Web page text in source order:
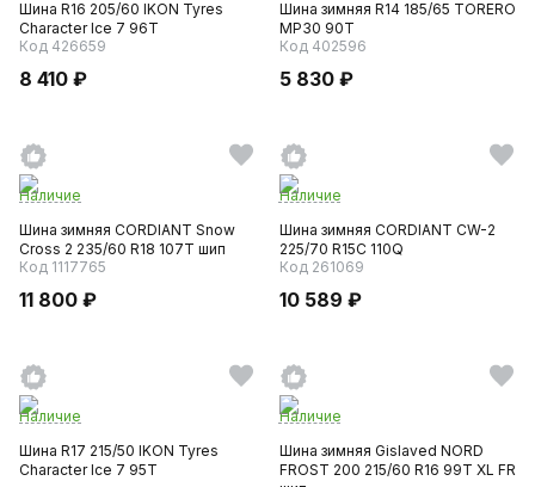
Шина R16 205/60 IKON Tyres
Character Ice 7 96T
Код 426659
8 410 ₽
Шина зимняя R14 185/65 TORERO
MP30 90T
Код 402596
5 830 ₽
Наличие
Шина зимняя CORDIANT Snow
Cross 2 235/60 R18 107T шип
Код 1117765
11 800 ₽
Наличие
Шина зимняя CORDIANT CW-2
225/70 R15C 110Q
Код 261069
10 589 ₽
Наличие
Шина R17 215/50 IKON Tyres
Character Ice 7 95T
Наличие
Шина зимняя Gislaved NORD
FROST 200 215/60 R16 99T XL FR